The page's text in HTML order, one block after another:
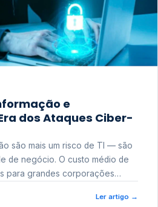
e
dos Ataques Ciber-
são mais um risco de TI — são
O custo médio de
para grandes corporações
junto a órgãos como a
Ler artigo →